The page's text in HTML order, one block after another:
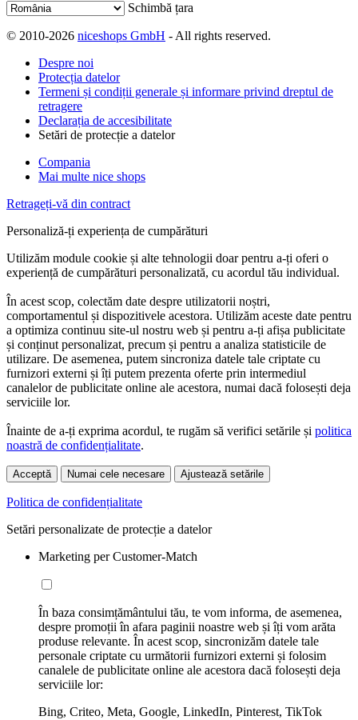
Schimbă țara
© 2010-2026 niceshops GmbH - All rights reserved.
Despre noi
Protecția datelor
Termeni și condiții generale și informare privind dreptul de
retragere
Declarația de accesibilitate
Setări de protecție a datelor
Compania
Mai multe nice shops
Retrageți-vă din contract
Personaliză-ți experiența de cumpărături
Utilizăm module cookie și alte tehnologii doar pentru a-ți oferi o
experiență de cumpărături personalizată, cu acordul tău individual.
În acest scop, colectăm date despre utilizatorii noștri,
comportamentul și dispozitivele acestora. Utilizăm aceste date pentru
a optimiza continuu site-ul nostru web și pentru a-ți afișa publicitate
și conținut personalizat, precum și pentru a analiza statisticile de
utilizare. De asemenea, putem sincroniza datele tale criptate cu
furnizori externi și îți putem prezenta oferte prin intermediul
canalelor de publicitate online ale acestora, numai dacă folosești deja
serviciile lor.
Înainte de a-ți exprima acordul, te rugăm să verifici setările și politica
noastră de confidențialitate.
Acceptă Numai cele necesare Ajustează setările
Politica de confidențialitate
Setări personalizate de protecție a datelor
Marketing per Customer-Match
În baza consimțământului tău, te vom informa, de asemenea,
despre promoții în afara paginii noastre web și îți vom arăta
produse relevante. În acest scop, sincronizăm datele tale
personale criptate cu următorii furnizori externi și folosim
canalele de publicitate online ale acestora dacă folosești deja
serviciile lor:
Bing, Criteo, Meta, Google, LinkedIn, Pinterest, TikTok